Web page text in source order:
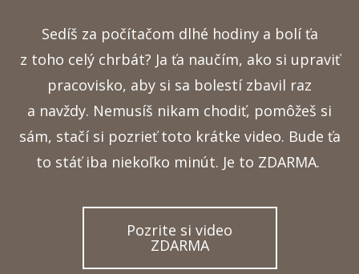
Sedíš za počítačom dlhé hodiny a bolí ťa
z toho celý chrbát? Ja ťa naučím, ako si upraviť
pracovisko, aby si sa bolestí zbavil raz
a navždy. Nemusíš nikam chodiť, pomôžeš si
sám, stačí si pozrieť toto krátke video. Bude ťa
to stáť iba niekoľko minút. Je to ZDARMA.
Pozrite si video
ZDARMA